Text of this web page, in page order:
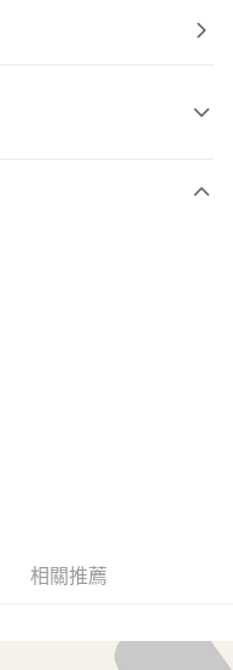
值。
相關推薦